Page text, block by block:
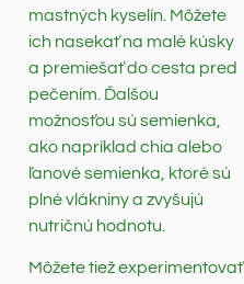
mastných kyselín. Môžete
ich nasekať na malé kúsky
a premiešať do cesta pred
pečením. Ďalšou
možnosťou sú semienka,
ako napríklad chia alebo
ľanové semienka, ktoré sú
plné vlákniny a zvyšujú
nutričnú hodnotu.
Môžete tiež experimentovať